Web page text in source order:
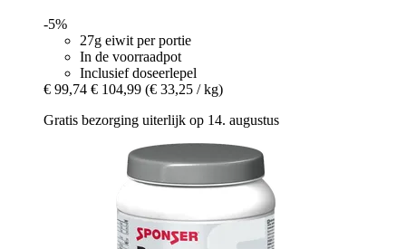
-5%
27g eiwit per portie
In de voorraadpot
Inclusief doseerlepel
€ 99,74 € 104,99 (€ 33,25 / kg)
Gratis bezorging uiterlijk op 14. augustus